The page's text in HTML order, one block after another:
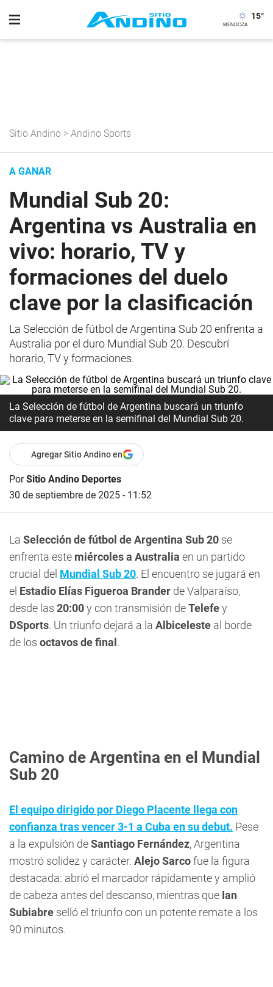
15°
Sitio Andino > Andino Sports
A GANAR
Mundial Sub 20:
Argentina vs Australia en
vivo: horario, TV y
formaciones del duelo
clave por la clasificación
La Selección de fútbol de Argentina Sub 20 enfrenta a
Australia por el duro Mundial Sub 20. Descubrí
horario, TV y formaciones.
La Selección de fútbol de Argentina buscará un triunfo
clave para meterse en la semifinal del Mundial Sub 20.
Agregar Sitio Andino en
PorSitio Andino Deportes
30 de septiembre de 2025 - 11:52
La Selección de fútbol de Argentina Sub 20 se
enfrenta este miércoles a Australia en un partido
crucial del Mundial Sub 20. El encuentro se jugará en
el Estadio Elías Figueroa Brander de Valparaíso,
desde las 20:00y con transmisión deTelefey
DSports. Un triunfo dejará a la Albiceleste al borde
de los octavos de final .
Camino de Argentina en el Mundial
Sub 20
El equipo dirigido por Diego Placente llega con
confianza tras vencer 3-1 a Cuba en su debut. Pese
a la expulsión deSantiago Fernández, Argentina
mostró solidez y carácter. Alejo Sarcofue la figura
destacada: abrió el marcador rápidamente y amplió
de cabeza antes del descanso, mientras que Ian
Subiabre selló el triunfo con un potente remate a los
90 minutos.